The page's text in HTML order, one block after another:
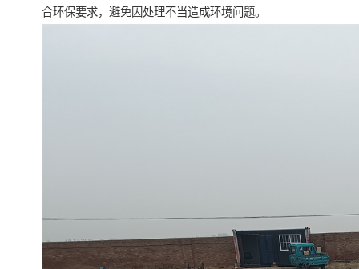
合环保要求，避免因处理不当造成环境问题。